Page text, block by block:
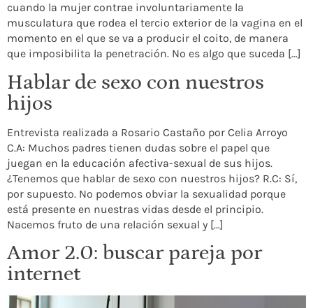
cuando la mujer contrae involuntariamente la
musculatura que rodea el tercio exterior de la vagina en el
momento en el que se va a producir el coito, de manera
que imposibilita la penetración. No es algo que suceda […]
Hablar de sexo con nuestros
hijos
Entrevista realizada a Rosario Castaño por Celia Arroyo
C.A: Muchos padres tienen dudas sobre el papel que
juegan en la educación afectiva-sexual de sus hijos.
¿Tenemos que hablar de sexo con nuestros hijos? R.C: Sí,
por supuesto. No podemos obviar la sexualidad porque
está presente en nuestras vidas desde el principio.
Nacemos fruto de una relación sexual y […]
Amor 2.0: buscar pareja por
internet